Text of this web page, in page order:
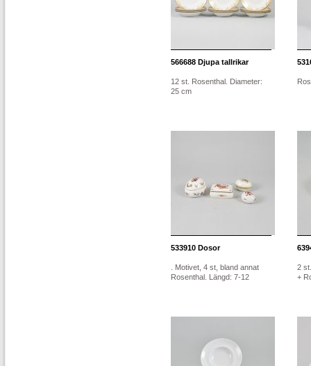
566688 Djupa tallrikar
12 st. Rosenthal. Diameter:
25 cm
533910 Dosor
. Motivet, 4 st, bland annat
Rosenthal. Längd: 7-12
2
+